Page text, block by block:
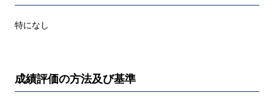
特になし
成績評価の方法及び基準